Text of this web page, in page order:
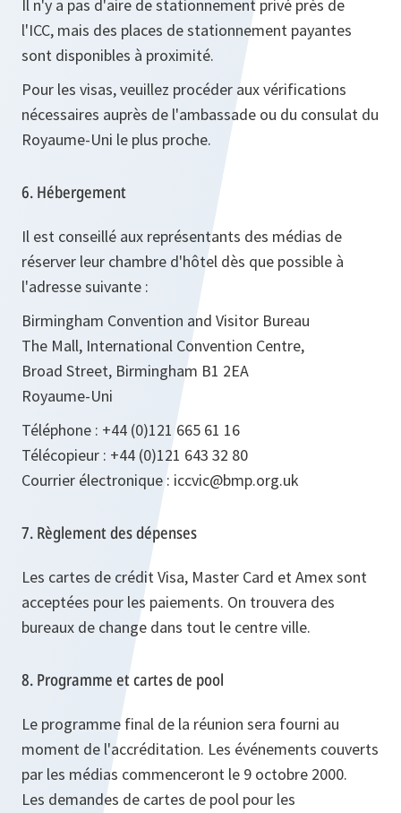
Il n'y a pas d'aire de stationnement privé près de
l'ICC, mais des places de stationnement payantes
sont disponibles à proximité.
Pour les visas, veuillez procéder aux vérifications
nécessaires auprès de l'ambassade ou du consulat du
Royaume-Uni le plus proche.
6. Hébergement
Il est conseillé aux représentants des médias de
réserver leur chambre d'hôtel dès que possible à
l'adresse suivante :
Birmingham Convention and Visitor Bureau
The Mall, International Convention Centre,
Broad Street, Birmingham B1 2EA
Royaume-Uni
Téléphone : +44 (0)121 665 61 16
Télécopieur : +44 (0)121 643 32 80
Courrier électronique : iccvic@bmp.org.uk
7. Règlement des dépenses
Les cartes de crédit Visa, Master Card et Amex sont
acceptées pour les paiements. On trouvera des
bureaux de change dans tout le centre ville.
8. Programme et cartes de pool
Le programme final de la réunion sera fourni au
moment de l'accréditation. Les événements couverts
par les médias commenceront le 9 octobre 2000.
Les demandes de cartes de pool pour les